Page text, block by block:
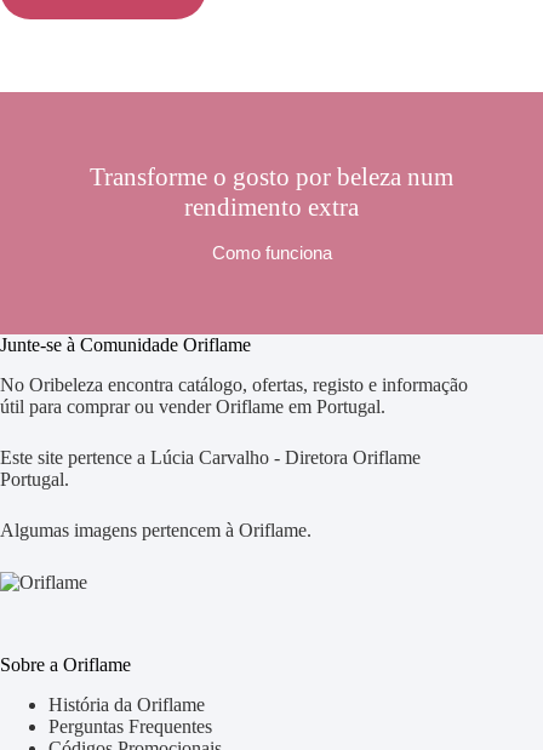
Transforme o gosto por beleza num
rendimento extra
Como funciona
Junte-se à Comunidade Oriflame
No Oribeleza encontra catálogo, ofertas, registo e informação
útil para comprar ou vender Oriflame em Portugal.
Este site pertence a Lúcia Carvalho - Diretora Oriflame
Portugal.
Algumas imagens pertencem à Oriflame.
Sobre a Oriflame
História da Oriflame
Perguntas Frequentes